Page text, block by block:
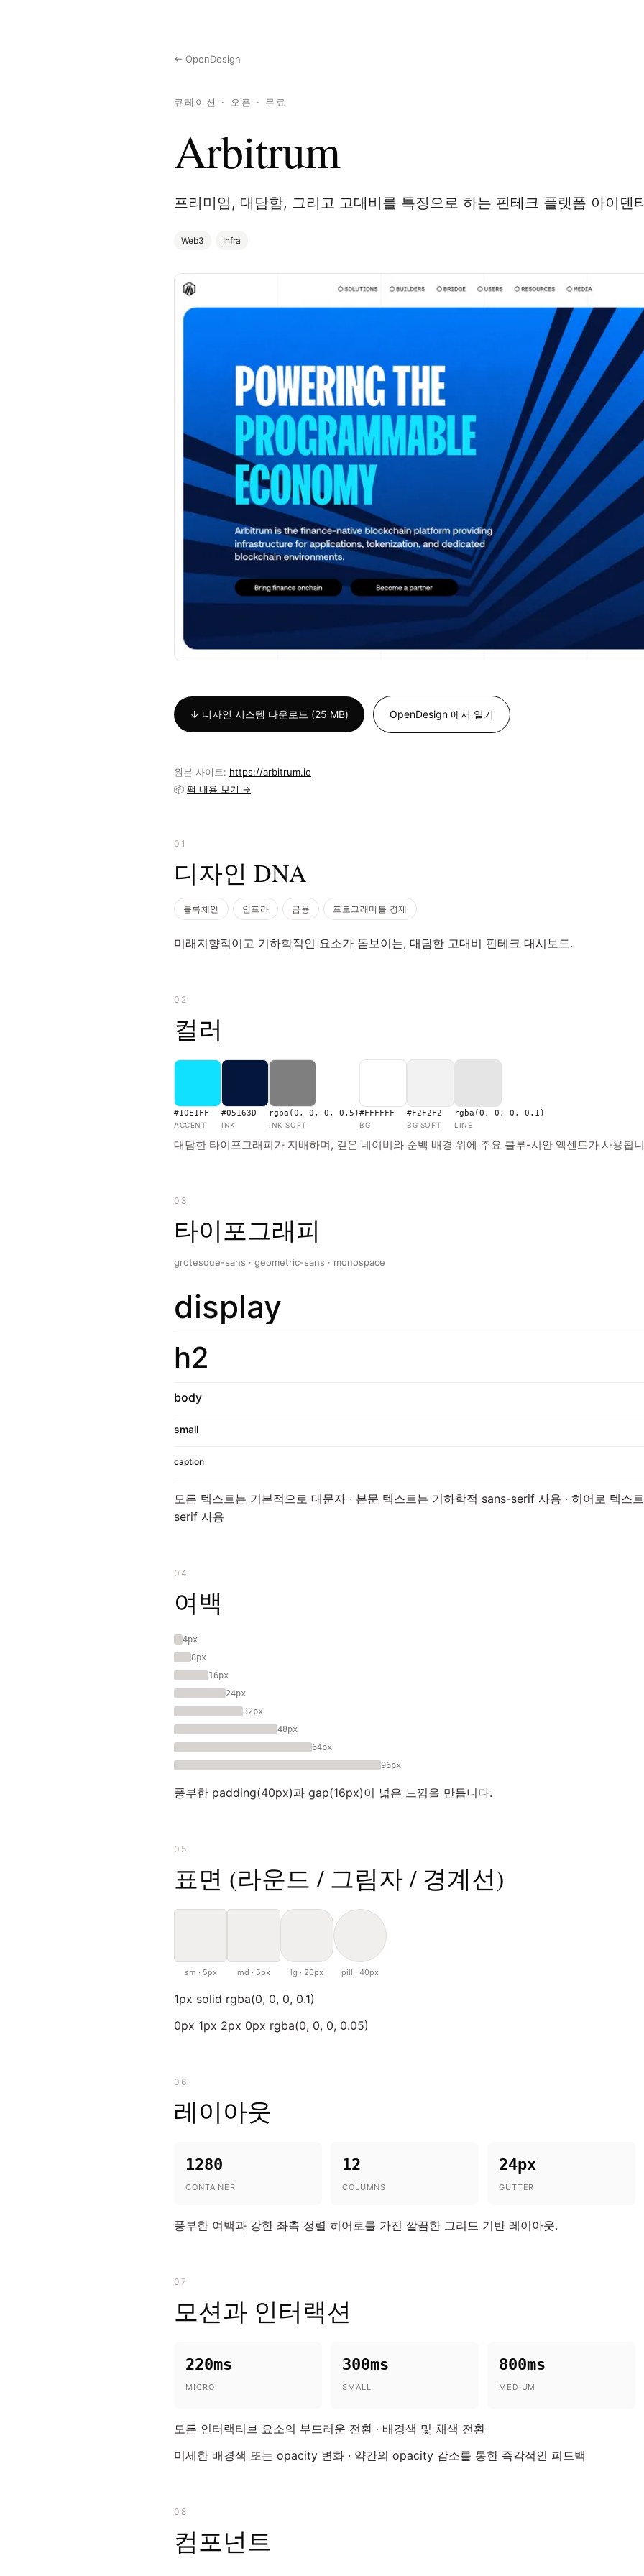
← OpenDesign
큐레이션 · 오픈 · 무료
Arbitrum
프리미엄, 대담함, 그리고 고대비를 특징으로 하는 핀테크 플랫폼 아이덴
Web3 Infra
↓ 디자인 시스템 다운로드 (25 MB) OpenDesign 에서 열기
원본 사이트: https://arbitrum.io
📦 팩 내용 보기 →
01
디자인 DNA
블록체인 인프라 금융 프로그래머블 경제
미래지향적이고 기하학적인 요소가 돋보이는, 대담한 고대비 핀테크 대시보드.
02
컬러
#10E1FF
ACCENT
#05163D
INK
rgba(0, 0, 0, 0.5)
INK SOFT
#FFFFFF
BG
#F2F2F2
BG SOFT
rgba(0, 0, 0, 0.1)
LINE
대담한 타이포그래피가 지배하며, 깊은 네이비와 순백 배경 위에 주요 블루-시안 액센트가 사용됩
03
타이포그래피
grotesque-sans · geometric-sans · monospace
display
h2
body
small
caption
모든 텍스트는 기본적으로 대문자 · 본문 텍스트는 기하학적 sans-serif 사용 · 히어로 텍스
serif 사용
04
여백
4px
8px
16px
24px
32px
48px
64px
96px
풍부한 padding(40px)과 gap(16px)이 넓은 느낌을 만듭니다.
05
표면 (라운드 / 그림자 / 경계선)
sm · 5px md · 5px lg · 20px pill · 40px
1px solid rgba(0, 0, 0, 0.1)
0px 1px 2px 0px rgba(0, 0, 0, 0.05)
06
레이아웃
1280
CONTAINER
12
COLUMNS
24px
GUTTER
풍부한 여백과 강한 좌측 정렬 히어로를 가진 깔끔한 그리드 기반 레이아웃.
07
모션과 인터랙션
220ms
MICRO
300ms
SMALL
800ms
MEDIUM
모든 인터랙티브 요소의 부드러운 전환 · 배경색 및 채색 전환
미세한 배경색 또는 opacity 변화 · 약간의 opacity 감소를 통한 즉각적인 피드백
08
컴포넌트